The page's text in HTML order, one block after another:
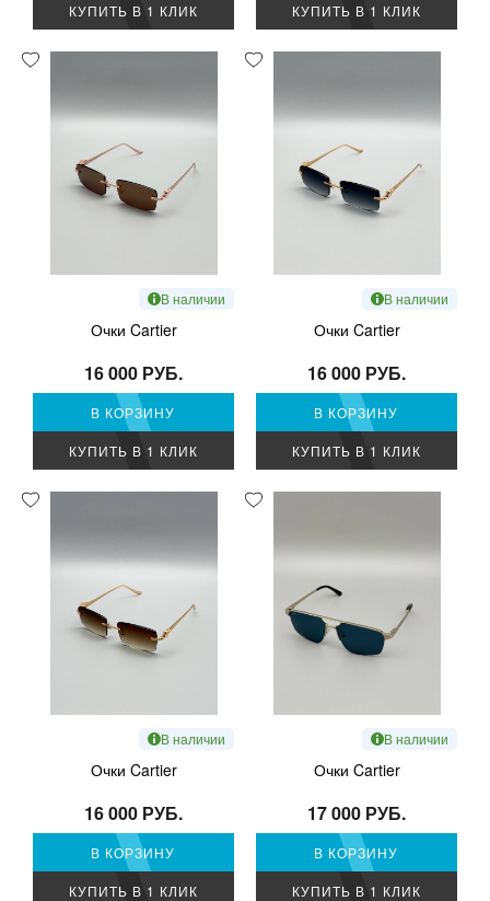
КУПИТЬ В 1 КЛИК КУПИТЬ В 1 КЛИК
В наличии
Очки Cartier
16 000 РУБ.
В КОРЗИНУ
КУПИТЬ В 1 КЛИК
В наличии
Очки Cartier
16 000 РУБ.
В КОРЗИНУ
КУПИТЬ В 1 КЛИК
В наличии
Очки Cartier
16 000 РУБ.
В КОРЗИНУ
КУПИТЬ В 1 КЛИК
В наличии
Очки Cartier
17 000 РУБ.
В КОРЗИНУ
КУПИТЬ В 1 КЛИК